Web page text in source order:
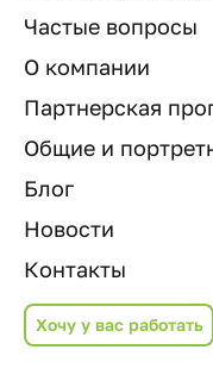
Частые вопросы
О компании
Партнерская
Общие и
Блог
Новости
Контакты
Хочу у вас работать